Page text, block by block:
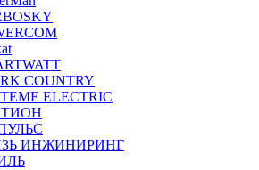
COUNTRY
ELECTRIC
ИНЖИНИРИНГ